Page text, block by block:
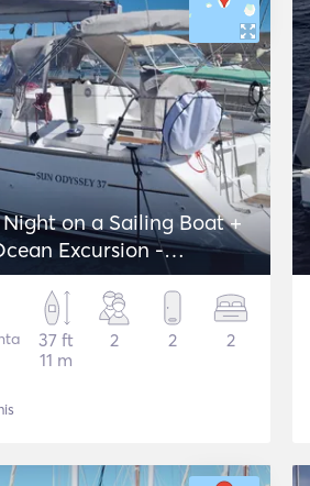
on a Sailing Boat +
Excursion -
Odyssey 37
37 ft
11 m
2 2 2